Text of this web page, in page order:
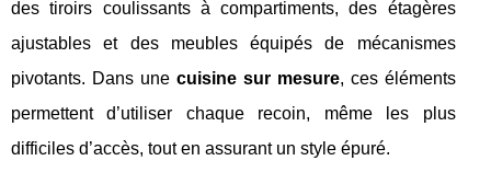
des tiroirs coulissants à compartiments, des étagères
ajustables et des meubles équipés de mécanismes
pivotants. Dans une cuisine sur mesure, ces éléments
permettent d’utiliser chaque recoin, même les plus
difficiles d’accès, tout en assurant un style épuré.